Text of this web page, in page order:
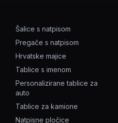
Šalice s natpisom
Pregače s natpisom
Hrvatske majice
Tablice s imenom
Personalizirane tablice za
auto
Tablice za kamione
Natpisne pločice